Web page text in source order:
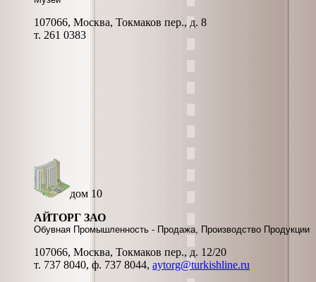
107066, Москва, Токмаков пер., д. 8
т. 261 0383
дом 10
АЙТОРГ ЗАО
Обувная Промышленность - Продажа, Производство Продукции
107066, Москва, Токмаков пер., д. 12/20
т. 737 8040, ф. 737 8044, aytorg@turkishline.ru